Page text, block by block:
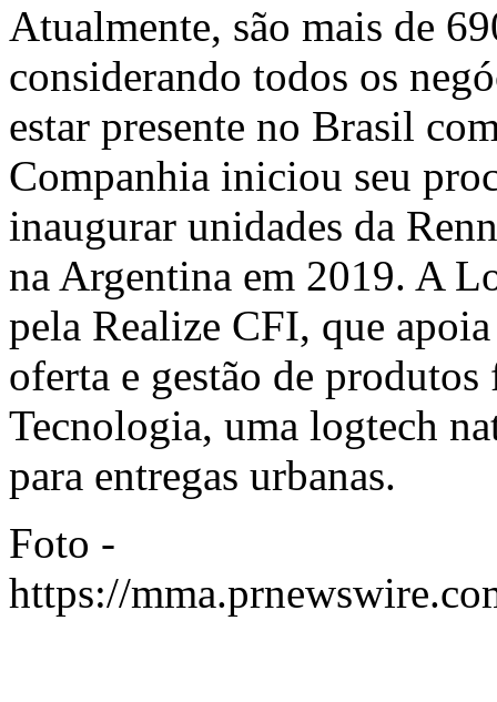
Atualmente, são mais de
considerando todos os
estar presente no Brasil
Companhia iniciou seu
inaugurar unidades da
na Argentina em 2019. A
pela Realize CFI, que
oferta e gestão de
Tecnologia, uma logtech
para entregas urbanas.
Foto -
https://